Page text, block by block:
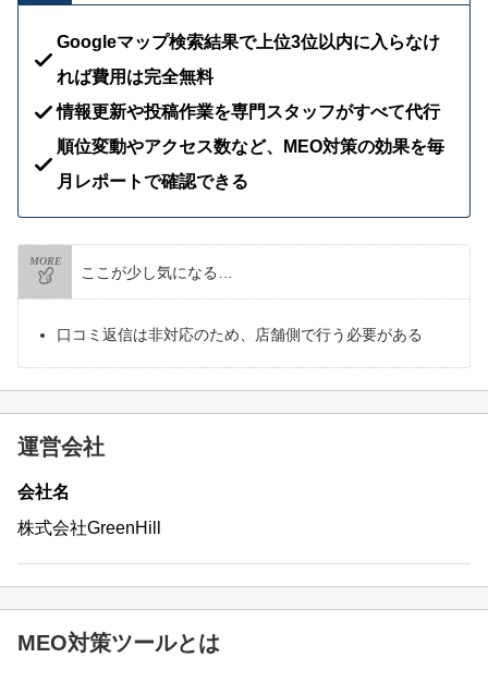
Googleマップ検索結果で上位3位以内に入らなけ
れば費用は完全無料
情報更新や投稿作業を専門スタッフがすべて代行
順位変動やアクセス数など、MEO対策の効果を毎
月レポートで確認できる
MORE
ここが少し気になる…
口コミ返信は非対応のため、店舗側で行う必要がある
運営会社
会社名
株式会社GreenHill
MEO対策ツールとは